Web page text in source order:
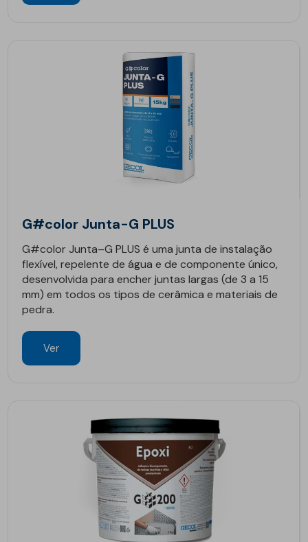
G#color Junta-G PLUS
G#color Junta–G PLUS é uma junta de instalação
flexível, repelente de água e de componente único,
desenvolvida para encher juntas largas (de 3 a 15
mm) em todos os tipos de cerâmica e materiais de
pedra.
Ver